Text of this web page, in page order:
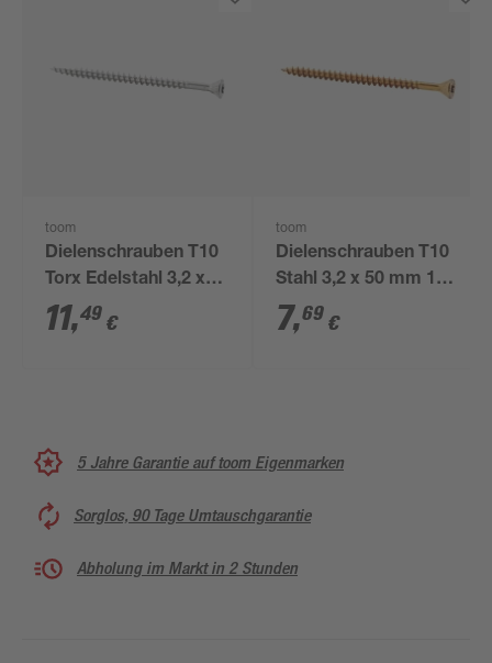
toom
Dielenschrauben T10
Torx Edelstahl 3,2 x
50 mm 100 Stück
11,49 €
toom
Dielenschrauben T10
Stahl 3,2 x 50 mm 100
Stück
7,69 €
5 Jahre Garantie auf toom Eigenmarken
Sorglos, 90 Tage Umtauschgarantie
Abholung im Markt in 2 Stunden